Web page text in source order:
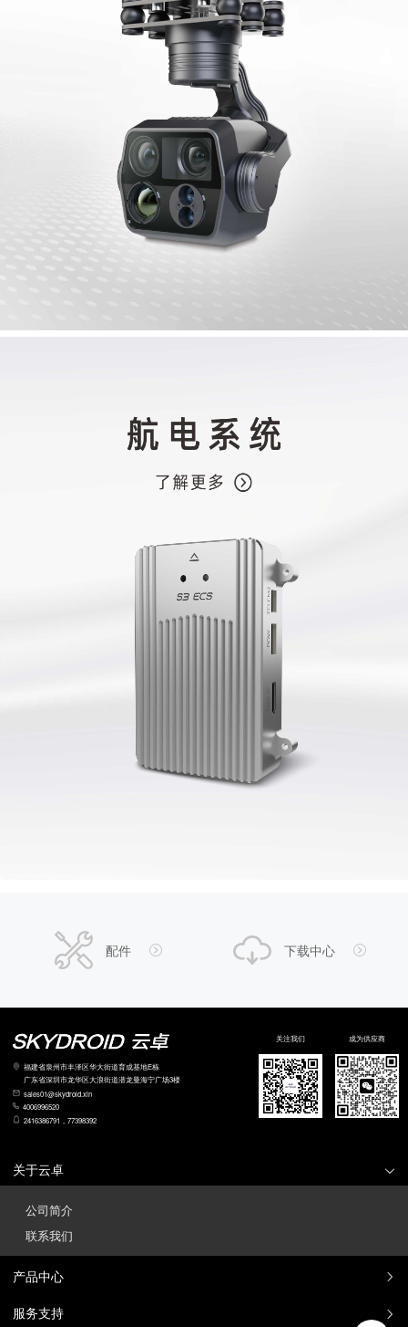
配件 下载中心
福建省泉州市丰泽区华大街道育成基地E栋
广东省深圳市龙华区大浪街道潜龙曼海宁广场3楼
sales01@skydroid.xin
4006996520
2416386791，77398392
关注我们 成为供应商
关于云卓
公司简介
联系我们
产品中心
服务支持